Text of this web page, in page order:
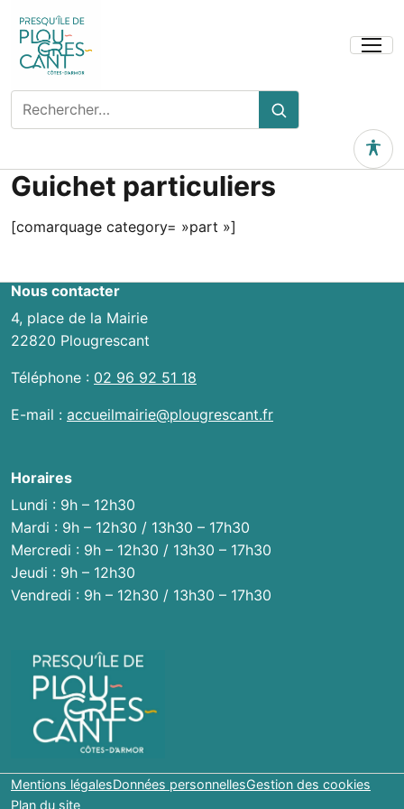
Ouvrir
Rechercher
sur
site
Rechercher
Outils
Guichet particuliers
[comarquage category= »part »]
Nous contacter
4, place de la Mairie
22820 Plougrescant
Téléphone : 02 96 92 51 18
E-mail : accueilmairie@plougrescant.fr
Horaires
Lundi : 9h – 12h30
Mardi : 9h – 12h30 / 13h30 – 17h30
Mercredi : 9h – 12h30 / 13h30 – 17h30
Jeudi : 9h – 12h30
Vendredi : 9h – 12h30 / 13h30 – 17h30
Mentions légalesDonnées personnellesGestion des cookies
Plan du site